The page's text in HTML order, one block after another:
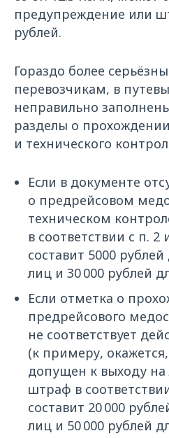
предупреждение или
рублей.
Гораздо более
перевозчикам, в
неправильно
разделы о
и технического
Если в документе
о предрейсовом
техническом
в соответствии с п. 2
составит 5000
лиц и 30 000 рублей
Если отметка о
предрейсового
не соответствует
(к примеру,
допущен к выходу
штраф в
составит 20 000
лиц и 50 000 рублей